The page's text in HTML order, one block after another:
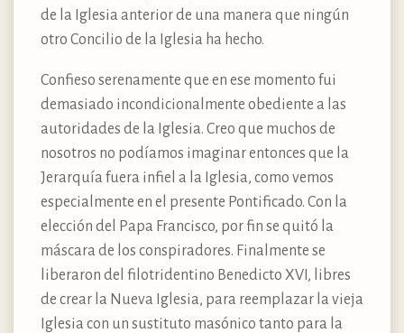
de la Iglesia anterior de una manera que ningún
otro Concilio de la Iglesia ha hecho.
Confieso serenamente que en ese momento fui
demasiado incondicionalmente obediente a las
autoridades de la Iglesia. Creo que muchos de
nosotros no podíamos imaginar entonces que la
Jerarquía fuera infiel a la Iglesia, como vemos
especialmente en el presente Pontificado. Con la
elección del Papa Francisco, por fin se quitó la
máscara de los conspiradores. Finalmente se
liberaron del filotridentino Benedicto XVI, libres
de crear la Nueva Iglesia, para reemplazar la vieja
Iglesia con un sustituto masónico tanto para la